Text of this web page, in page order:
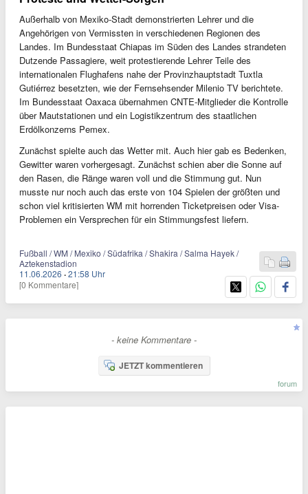
Außerhalb von Mexiko-Stadt demonstrierten Lehrer und die
Angehörigen von Vermissten in verschiedenen Regionen des
Landes. Im Bundesstaat Chiapas im Süden des Landes strandeten
Dutzende Passagiere, weit protestierende Lehrer Teile des
internationalen Flughafens nahe der Provinzhauptstadt Tuxtla
Gutiérrez besetzten, wie der Fernsehsender Milenio TV berichtete.
Im Bundesstaat Oaxaca übernahmen CNTE-Mitglieder die Kontrolle
über Mautstationen und ein Logistikzentrum des staatlichen
Erdölkonzerns Pemex.
Zunächst spielte auch das Wetter mit. Auch hier gab es Bedenken,
Gewitter waren vorhergesagt. Zunächst schien aber die Sonne auf
den Rasen, die Ränge waren voll und die Stimmung gut. Nun
musste nur noch auch das erste von 104 Spielen der größten und
schon viel kritisierten WM mit horrenden Ticketpreisen oder Visa-
Problemen ein Versprechen für ein Stimmungsfest liefern.
Fußball / WM / Mexiko / Südafrika / Shakira / Salma Hayek /
Aztekenstadion
11.06.2026 ·21:58 Uhr
[0 Kommentare]
- keine Kommentare -
JETZT kommentieren
forum